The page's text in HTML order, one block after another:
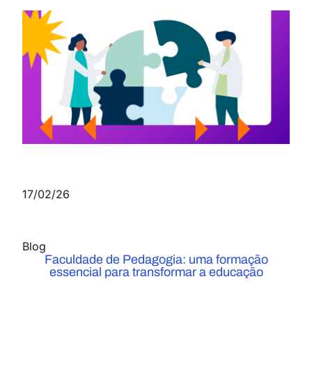
17/02/26
Blog
Faculdade de Pedagogia: uma formação
essencial para transformar a educação